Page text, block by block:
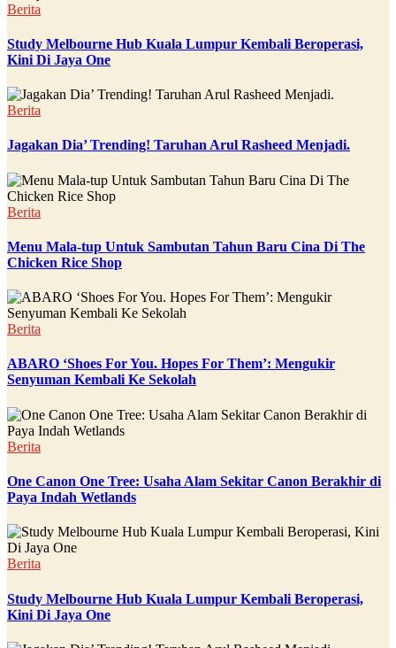
Berita
Study Melbourne Hub Kuala Lumpur Kembali Beroperasi,
Kini Di Jaya One
Berita
Jagakan Dia’ Trending! Taruhan Arul Rasheed Menjadi.
Berita
Menu Mala-tup Untuk Sambutan Tahun Baru Cina Di The
Chicken Rice Shop
Berita
ABARO ‘Shoes For You. Hopes For Them’: Mengukir
Senyuman Kembali Ke Sekolah
Berita
One Canon One Tree: Usaha Alam Sekitar Canon Berakhir di
Paya Indah Wetlands
Berita
Study Melbourne Hub Kuala Lumpur Kembali Beroperasi,
Kini Di Jaya One